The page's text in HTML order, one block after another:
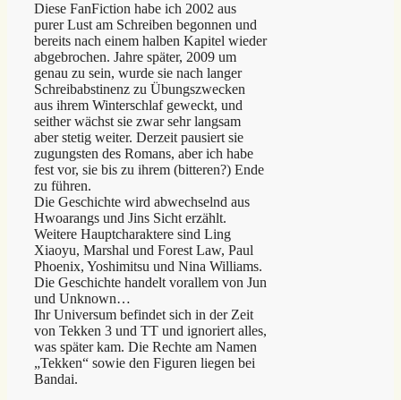
Diese FanFiction habe ich 2002 aus
purer Lust am Schreiben begonnen und
bereits nach einem halben Kapitel wieder
abgebrochen. Jahre später, 2009 um
genau zu sein, wurde sie nach langer
Schreibabstinenz zu Übungszwecken
aus ihrem Winterschlaf geweckt, und
seither wächst sie zwar sehr langsam
aber stetig weiter. Derzeit pausiert sie
zugungsten des Romans, aber ich habe
fest vor, sie bis zu ihrem (bitteren?) Ende
zu führen.
Die Geschichte wird abwechselnd aus
Hwoarangs und Jins Sicht erzählt.
Weitere Hauptcharaktere sind Ling
Xiaoyu, Marshal und Forest Law, Paul
Phoenix, Yoshimitsu und Nina Williams.
Die Geschichte handelt vorallem von Jun
und Unknown…
Ihr Universum befindet sich in der Zeit
von Tekken 3 und TT und ignoriert alles,
was später kam. Die Rechte am Namen
„Tekken“ sowie den Figuren liegen bei
Bandai.